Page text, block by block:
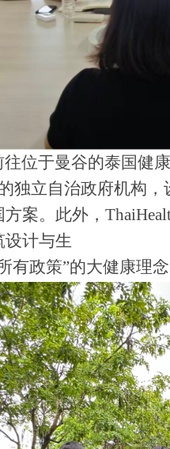
位于曼谷的泰国健
独立自治政府机构
案。此外，
计与生
有政策”的大健康理念